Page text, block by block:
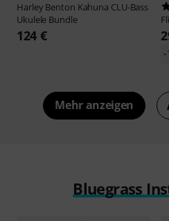
Harley Benton Kahuna CLU-Bass
Ukulele Bundle
124 €
-
Mehr anzeigen
Bluegrass